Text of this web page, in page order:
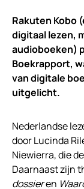
Rakuten Kobo
digitaal lezen,
audioboeken)
Boekrapport,
van digitale
uitgelicht.
Nederlandse
door Lucinda
Niewierra, die
Daarnaast zijn
dossieren